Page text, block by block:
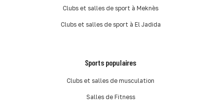
Clubs et salles de sport à Meknès
Clubs et salles de sport à El Jadida
Sports populaires
Clubs et salles de musculation
Salles de Fitness